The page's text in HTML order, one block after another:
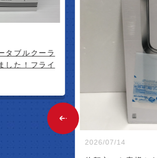
ブルクーラ
た！フライ
2026/07/14